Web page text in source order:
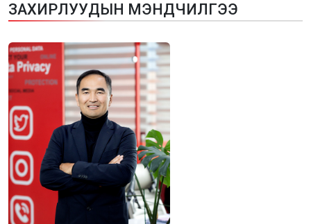
ЗАХ И РЛ УУД Ы Н М Э Н ДЧ И Л ГЭЭ